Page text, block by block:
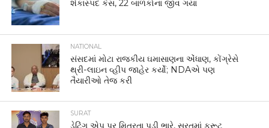
શંકાસ્પદ કેસ, 22 બાળકોના જીવ ગયા
NATIONAL
સંસદમાં મોટા રાજકીય ઘમાસાણના એંધાણ, કોંગ્રેસે
થ્રી-લાઇન વ્હીપ જાહેર કર્યો; NDAએ પણ
તૈયારીઓ તેજ કરી
SURAT
ડેટિંગ એપ પર મિત્રતા પડી ભારે, સુરતમાં ફ્રૂટ